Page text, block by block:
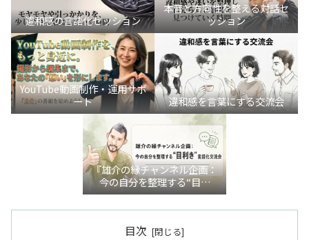
違和感の言語化セッション
本音と方向性を整える対話セ
ッション
YouTube動画制作・運用サポ
ート
違和感を言葉にする交流会
『雄介の縁チャンネル企画：
今の自分を整理する“目利
き”言語化交流会』
目次